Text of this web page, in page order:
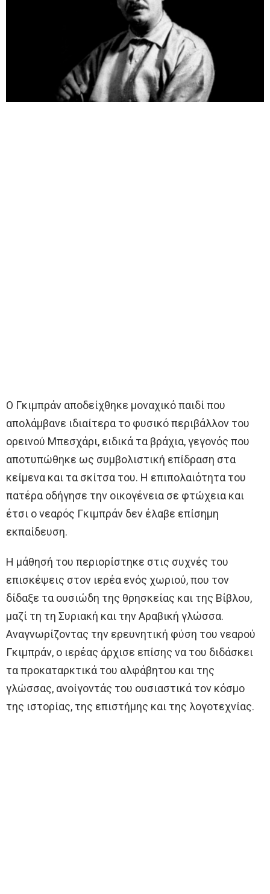
Ο Γκιμπράν αποδείχθηκε μοναχικό παιδί που
απολάμβανε ιδιαίτερα το φυσικό περιβάλλον του
ορεινού Μπεσχάρι, ειδικά τα βράχια, γεγονός που
αποτυπώθηκε ως συμβολιστική επίδραση στα
κείμενα και τα σκίτσα του. Η επιπολαιότητα του
πατέρα οδήγησε την οικογένεια σε φτώχεια και
έτσι ο νεαρός Γκιμπράν δεν έλαβε επίσημη
εκπαίδευση.
Η μάθησή του περιορίστηκε στις συχνές του
επισκέψεις στον ιερέα ενός χωριού, που τον
δίδαξε τα ουσιώδη της θρησκείας και της Βίβλου,
μαζί τη τη Συριακή και την Αραβική γλώσσα.
Αναγνωρίζοντας την ερευνητική φύση του νεαρού
Γκιμπράν, ο ιερέας άρχισε επίσης να του διδάσκει
τα προκαταρκτικά του αλφάβητου και της
γλώσσας, ανοίγοντάς του ουσιαστικά τον κόσμο
της ιστορίας, της επιστήμης και της λογοτεχνίας.